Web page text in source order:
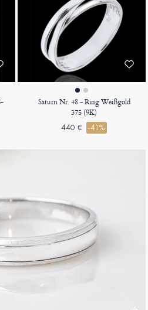
Saturn Nr. 48 - Ring Weißgold
375 (9K)
440 € -41%